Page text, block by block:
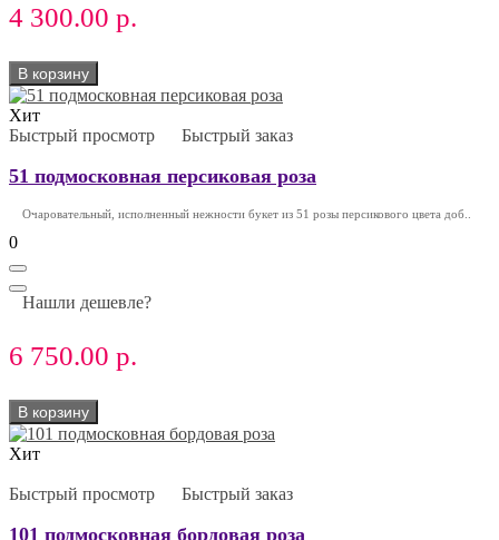
4 300.00 р.
В корзину
Хит
Быстрый просмотр
Быстрый заказ
51 подмосковная персиковая роза
Очаровательный, исполненный нежности букет из 51 розы персикового цвета доб..
0
Нашли дешевле?
6 750.00 р.
В корзину
Хит
Быстрый просмотр Быстрый заказ
101 подмосковная бордовая роза